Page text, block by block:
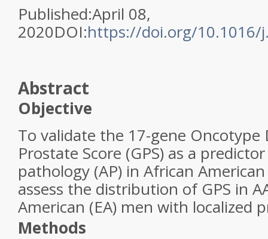
Published:April 08,
2020DOI:https://doi.org/10.1016/
Abstract
Objective
To validate the 17-gene Oncotype
Prostate Score (GPS) as a
pathology (AP) in African
assess the distribution of GPS in
American (EA) men with localized
Methods